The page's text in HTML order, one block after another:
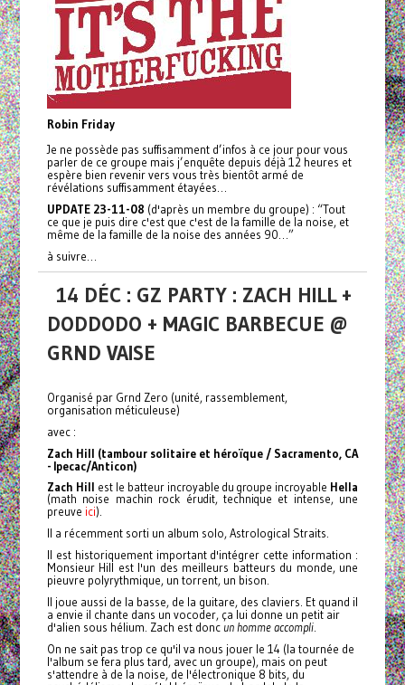
Robin Friday
Je ne possède pas suffisamment d’infos à ce jour pour vous
parler de ce groupe mais j’enquête depuis déjà 12 heures et
espère bien revenir vers vous très bientôt armé de
révélations suffisamment étayées…
UPDATE 23-11-08 (d'après un membre du groupe) : “Tout
ce que je puis dire c'est que c'est de la famille de la noise, et
même de la famille de la noise des années 90…”
à suivre…
14 DÉC : GZ PARTY : ZACH HILL +
DODDODO + MAGIC BARBECUE @
GRND VAISE
Organisé par Grnd Zero (unité, rassemblement,
organisation méticuleuse)
avec :
Zach Hill (tambour solitaire et héroïque / Sacramento, CA
- Ipecac/Anticon)
Zach Hill est le batteur incroyable du groupe incroyable Hella
(math noise machin rock érudit, technique et intense, une
preuve ici).
Il a récemment sorti un album solo, Astrological Straits.
Il est historiquement important d'intégrer cette information :
Monsieur Hill est l'un des meilleurs batteurs du monde, une
pieuvre polyrythmique, un torrent, un bison.
Il joue aussi de la basse, de la guitare, des claviers. Et quand il
a envie il chante dans un vocoder, ça lui donne un petit air
d'alien sous hélium. Zach est donc unhomme accompli.
On ne sait pas trop ce qu'il va nous jouer le 14 (la tournée de
l'album se fera plus tard, avec un groupe), mais on peut
s'attendre à de la noise, de l'électronique 8 bits, du